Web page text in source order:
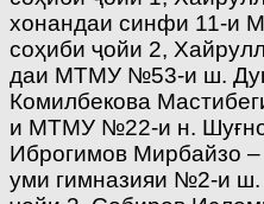
хонандаи синфи 11-и
соҳиби ҷойи 2,
даи МТМУ №53-и ш.
Комилбекова
и МТМУ №22-и н.
Иброгимов Мирбайзо
уми гимназияи №2-и